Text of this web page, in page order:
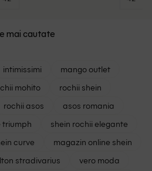
mai cautate
intimissimi
mango outlet
mohito
rochii shein
rochii asos
asos romania
triumph
shein rochii elegante
curve
magazin online shein
stradivarius
vero moda